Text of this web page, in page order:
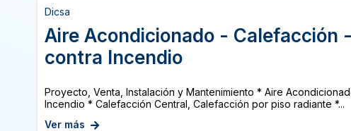
Dicsa
Aire Acondicionado - Calefacción
contra Incendio
Proyecto, Venta, Instalación y Mantenimiento * Aire
Incendio * Calefacción Central, Calefacción por piso radiante *...
Ver más